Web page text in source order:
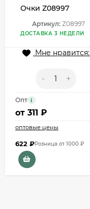
Очки Z08997
Артикул:Z08997
ДОСТАВКА 3 НЕДЕЛИ
Мне нравится:
- +
Опт i
от 311 ₽
оптовые цены
622 ₽Розница от 1000 ₽